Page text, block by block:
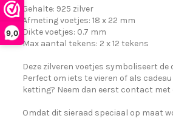
9,0
Gehalte: 925 zilver
Afmeting voetjes: 18 x 22 mm
Dikte voetjes: 0.7 mm
Max aantal tekens: 2 x 12 tekens
Deze zilveren voetjes symboliseert
Perfect om iets te vieren of als
ketting? Neem dan eerst contact met
Omdat dit sieraad speciaal op maat